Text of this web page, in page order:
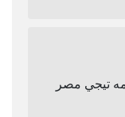
تيجي مصر